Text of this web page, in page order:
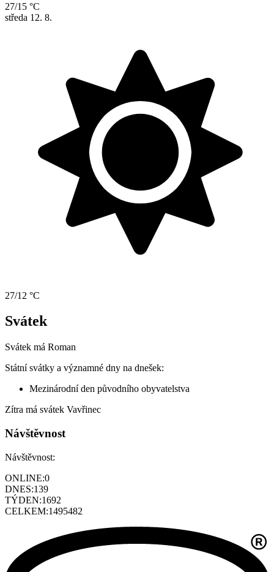
27/15 °C
středa 12. 8.
27/12 °C
Svátek
Svátek má Roman
Státní svátky a významné dny na dnešek:
Mezinárodní den původního obyvatelstva
Zítra má svátek Vavřinec
Návštěvnost
Návštěvnost:
ONLINE:0
DNES:139
TÝDEN:1692
CELKEM:1495482